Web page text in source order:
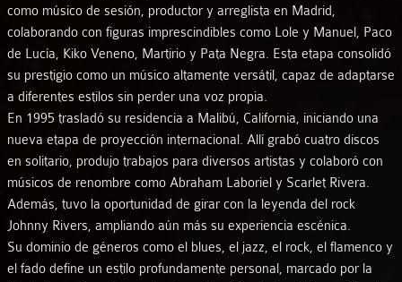
como músico de sesión, productor y arreglista en Madrid,
colaborando con figuras imprescindibles como Lole y Manuel, Paco
de Lucía, Kiko Veneno, Martirio y Pata Negra. Esta etapa consolidó
su prestigio como un músico altamente versátil, capaz de adaptarse
a diferentes estilos sin perder una voz propia.
En 1995 trasladó su residencia a Malibú, California, iniciando una
nueva etapa de proyección internacional. Allí grabó cuatro discos
en solitario, produjo trabajos para diversos artistas y colaboró con
músicos de renombre como Abraham Laboriel y Scarlet Rivera.
Además, tuvo la oportunidad de girar con la leyenda del rock
Johnny Rivers, ampliando aún más su experiencia escénica.
Su dominio de géneros como el blues, el jazz, el rock, el flamenco y
el fado define un estilo profundamente personal, marcado por la